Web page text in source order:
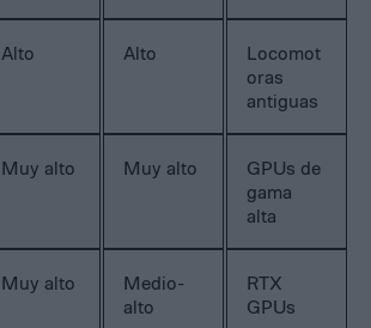
Alto Alto
Locomot
oras
antiguas
Muy alto Muy alto
GPUs de
gama
alta
Muy alto
Medio-
alto
RTX
GPUs